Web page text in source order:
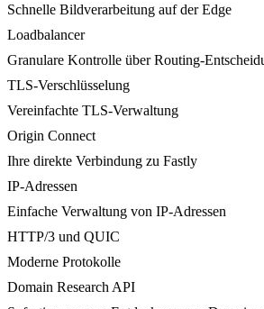
Schnelle Bildverarbeitung auf der Edge
Loadbalancer
Granulare Kontrolle über Routing-
TLS-Verschlüsselung
Vereinfachte TLS-Verwaltung
Origin Connect
Ihre direkte Verbindung zu Fastly
IP-Adressen
Einfache Verwaltung von IP-Adressen
HTTP/3 und QUIC
Moderne Protokolle
Domain Research API